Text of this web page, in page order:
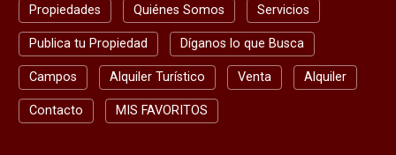
Propiedades Quiénes Somos Servicios
Publica tu Propiedad Díganos lo que Busca
Campos Alquiler Turístico Venta Alquiler
Contacto MIS FAVORITOS